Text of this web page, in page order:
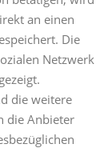
an einen
Die
Netzwerk
die weitere
die Anbieter